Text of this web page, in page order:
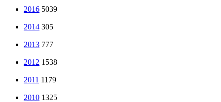
2016 5039
2014 305
2013 777
2012 1538
2011 1179
2010 1325